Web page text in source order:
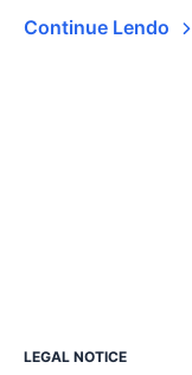
Continue Lendo
LEGAL NOTICE